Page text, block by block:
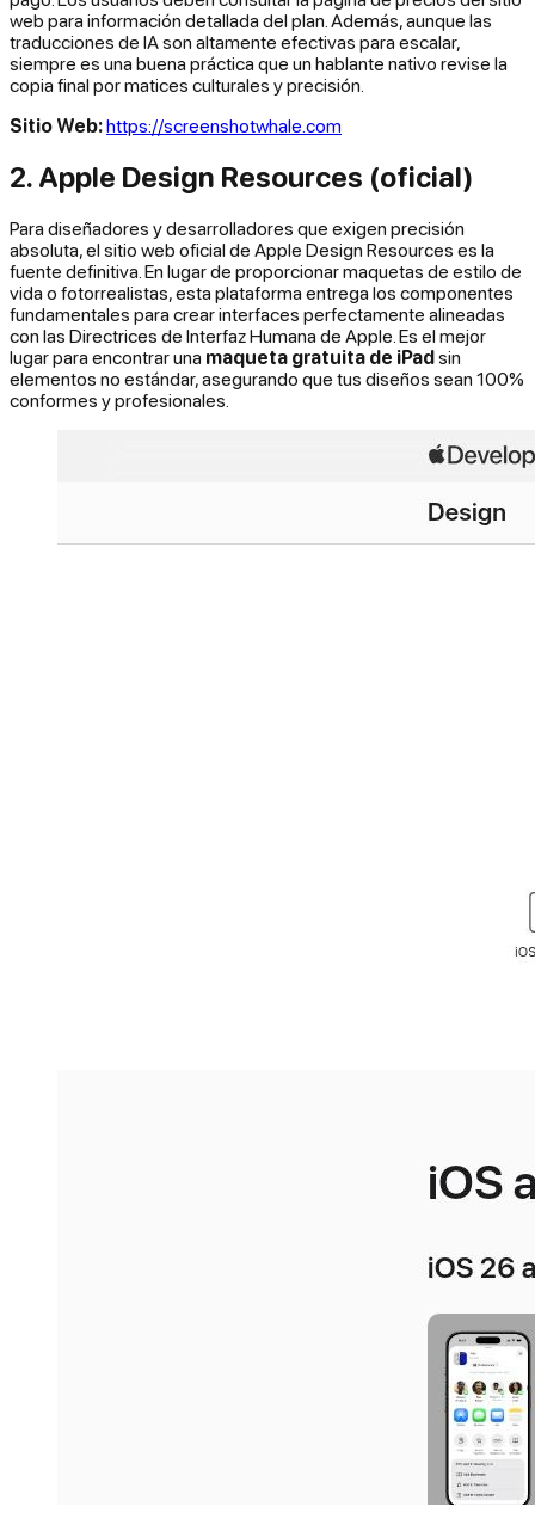
web para información detallada del plan. Además, aunque las
traducciones de IA son altamente efectivas para escalar,
siempre es una buena práctica que un hablante nativo revise la
copia final por matices culturales y precisión.
Sitio Web:https://screenshotwhale.com
2. Apple Design Resources (oficial)
Para diseñadores y desarrolladores que exigen precisión
absoluta, el sitio web oficial de Apple Design Resources es la
fuente definitiva. En lugar de proporcionar maquetas de estilo de
vida o fotorrealistas, esta plataforma entrega los componentes
fundamentales para crear interfaces perfectamente alineadas
con las Directrices de Interfaz Humana de Apple. Es el mejor
lugar para encontrar una maqueta gratuita de iPadsin
elementos no estándar, asegurando que tus diseños sean 100%
conformes y profesionales.